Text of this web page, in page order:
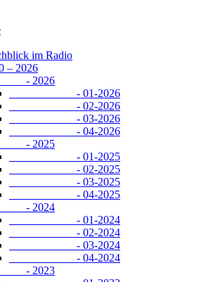
im Radio
2026
- 01-2026
- 02-2026
- 03-2026
- 04-2026
- 01-2025
- 02-2025
- 03-2025
- 04-2025
- 01-2024
- 02-2024
- 03-2024
- 04-2024